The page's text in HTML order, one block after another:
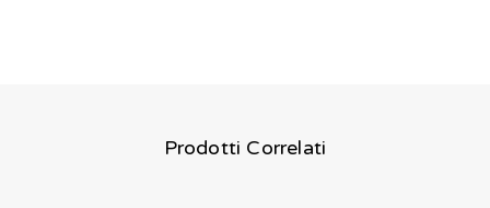
Prodotti Correlati